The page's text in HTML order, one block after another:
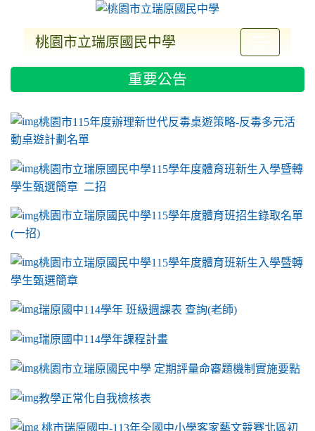
桃園市立瑞原國民中學
重要公告
link to https://sites.google.com/a/m2.ryjh.tyc.edu.tw/ryjh011/
桃園市115年度辦理新世代反毒桌遊策略-反毒多元活
動桌遊計劃名單
桃園市立瑞原國民中學115學年度體育班新生入學暨轉
學生甄選簡章 二招
桃園市立瑞原國民中學115學年度體育班招生錄取名單
(一招)
桃園市立瑞原國民中學115學年度體育班新生入學暨轉
學生甄選簡章
瑞原國中114學年 班級週課表 查詢(老師)
瑞原國中114學年課程計畫
link to https://sites.google.com/a/m2.ryjh.tyc.edu.tw/ryjh011/
桃園市立瑞原國民中學 定期評量命審題機制實施要點
link to https://sites.google.com/a/m2.ryjh.tyc.edu.tw/
教學正常化自我檢核表
link to mailto:ryjh520@m2.ryjh.tyc.edu.tw
link to mailto:ryjh520@m2.ryjh.tyc.edu.tw
ink to mailto:ryjh520@m2.ryjh.tyc.edu.tw
link to mailto:ryjh520@m2.ryjh.tyc.edu.tw
link to mailto:ryjh520@m2.ryjh.tyc.edu.tw
ink to mailto:ryjh520@m2.ryjh.tyc.edu.tw
ink to mailto:ryjh520@m2.ryjh.tyc.edu.tw
link to https://sites.google.com/a/m2.ryjh.tyc.edu.tw/ryjh011/
ink to mailto:ryjh520@m2.ryjh.tyc.edu.tw
link to https://tyc.entry.edu.tw/NoExamImitate_TL/
桃市瑞原國中-113年全國中小學客家藝文競賽北區初